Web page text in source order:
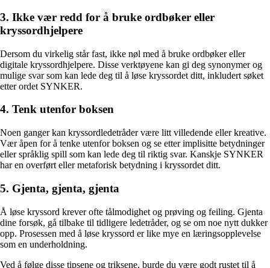
3. Ikke vær redd for å bruke ordbøker eller
kryssordhjelpere
Dersom du virkelig står fast, ikke nøl med å bruke ordbøker eller
digitale kryssordhjelpere. Disse verktøyene kan gi deg synonymer og
mulige svar som kan lede deg til å løse kryssordet ditt, inkludert søket
etter ordet SYNKER.
4. Tenk utenfor boksen
Noen ganger kan kryssordledetråder være litt villedende eller kreative.
Vær åpen for å tenke utenfor boksen og se etter implisitte betydninger
eller språklig spill som kan lede deg til riktig svar. Kanskje SYNKER
har en overført eller metaforisk betydning i kryssordet ditt.
5. Gjenta, gjenta, gjenta
Å løse kryssord krever ofte tålmodighet og prøving og feiling. Gjenta
dine forsøk, gå tilbake til tidligere ledetråder, og se om noe nytt dukker
opp. Prosessen med å løse kryssord er like mye en læringsopplevelse
som en underholdning.
Ved å følge disse tipsene og triksene, burde du være godt rustet til å